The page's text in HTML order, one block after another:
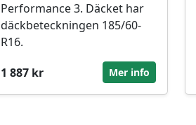
Performance 3. Däcket har
däckbeteckningen 185/60-
R16.
1 887 kr
Mer info